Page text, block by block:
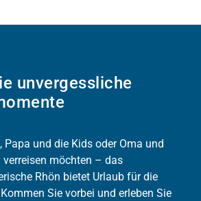
unvergessliche
Papa und die Kids oder Oma und
verreisen möchten – das
Rhön bietet Urlaub für die
Sie vorbei und erleben Sie